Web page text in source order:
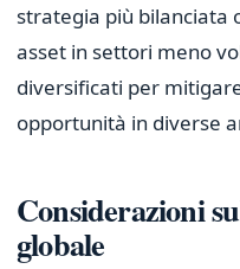
strategia più bilanciata
asset in settori meno
diversificati per
opportunità in diverse
Considerazioni
globale